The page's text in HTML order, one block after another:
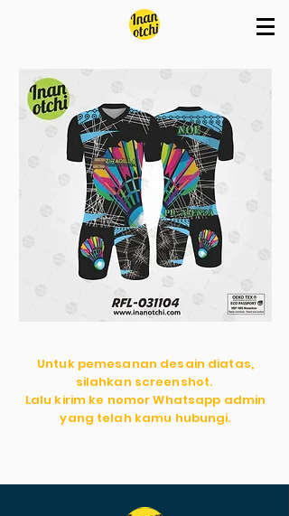
Untuk pemesanan desain diatas,
silahkan screenshot.
Lalu kirim ke nomor Whatsapp admin
yang telah kamu hubungi.